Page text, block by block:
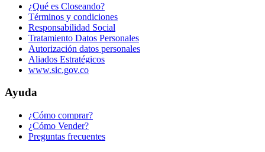
¿Qué es Closeando?
Términos y condiciones
Responsabilidad Social
Tratamiento Datos Personales
Autorización datos personales
Aliados Estratégicos
www.sic.gov.co
Ayuda
¿Cómo comprar?
¿Cómo Vender?
Preguntas frecuentes